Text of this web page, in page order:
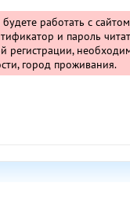
работать с
и пароль
регистрации,
город проживания.